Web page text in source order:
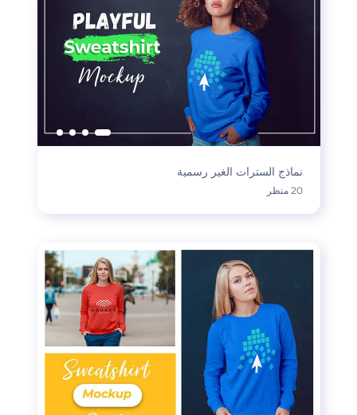
نماذج السترات الغير رسمية
20 منظر